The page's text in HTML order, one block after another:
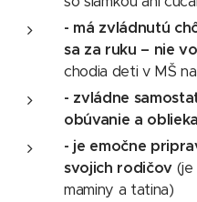
- má zvládnutú
sa za ruku – nie
chodia deti v MŠ
- zvládne
obúvanie a
- je emočne
svojich rodičov
maminy a tatina)